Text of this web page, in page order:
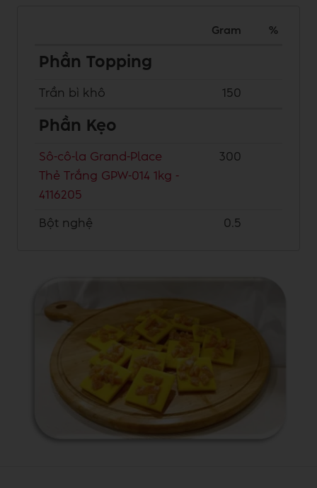
Gram %
Phần Topping
Trần bì khô 150
Phần Kẹo
Sô-cô-la Grand-Place
Thẻ Trắng GPW-014 1kg -
4116205
300
Bột nghệ 0.5